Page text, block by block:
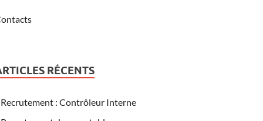
RÉCENTS
Recrutement : Contrôleur Interne